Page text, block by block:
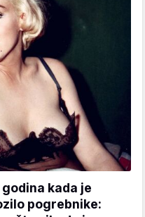
kada je
pogrebnike: